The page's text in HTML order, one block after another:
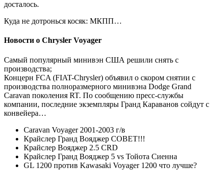
досталось.
Куда не дотронься косяк: МКПП…
Новости о Chrysler Voyager
Самый популярный минивэн США решили снять с
производства;
Концерн FCA (FIAT-Chrysler) объявил о скором снятии с
производства полноразмерного минивэна Dodge Grand
Caravan поколения RT. По сообщению пресс-службы
компании, последние экземпляры Гранд Караванов сойдут с
конвейера…
Caravan Voyager 2001-2003 г/в
Крайслер Гранд Вояджер СОВЕТ!!!
Крайслер Вояджер 2.5 CRD
Крайслер Гранд Вояджер 5 vs Тойота Сиенна
GL 1200 против Kawasaki Voyager 1200 что лучше?